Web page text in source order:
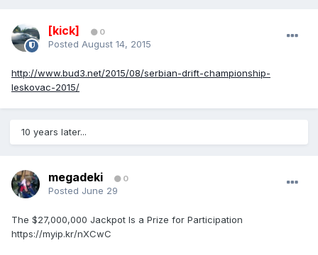
[kick] 0
Posted August 14, 2015
http://www.bud3.net/2015/08/serbian-drift-championship-
leskovac-2015/
10 years later...
megadeki 0
Posted June 29
The $27,000,000 Jackpot Is a Prize for Participation
https://myip.kr/nXCwC